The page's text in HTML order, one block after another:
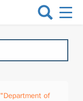
選
換
"Department of